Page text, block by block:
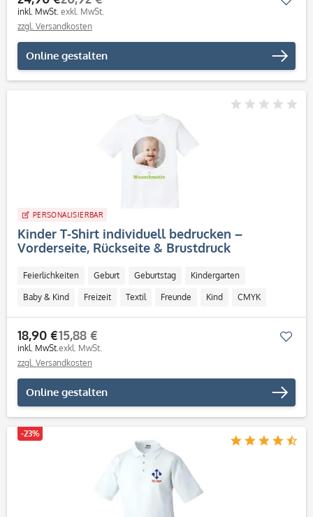
inkl. MwSt. exkl. MwSt.
zzgl. Versandkosten
Online gestalten
PERSONALISIERBAR
Kinder T-Shirt individuell bedrucken –
Vorderseite, Rückseite & Brustdruck
Feierlichkeiten Geburt Geburtstag Kindergarten
Baby & Kind Freizeit Textil Freunde Kind CMYK
18,90 €
inkl. MwSt.
15,88 €
exkl. MwSt.
zzgl. Versandkosten
Online gestalten
-23%